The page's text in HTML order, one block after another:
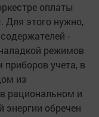
оплаты
Для этого нужно,
-
режимов
учета, в
из
рациональном и
энергии обречен